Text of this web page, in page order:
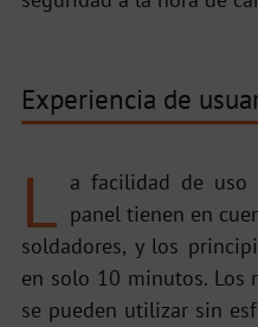
Experiencia de
L a facilidad de
panel tienen en
soldadores, y los
en solo 10 minutos. Los
se pueden utilizar sin